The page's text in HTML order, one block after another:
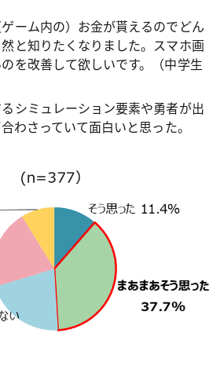
ーム内の）お金が貰えるのでどん
と知りたくなりました。スマホ画
を改善して欲しいです。（中学生
シミュレーション要素や勇者が出
わさっていて面白いと思った。